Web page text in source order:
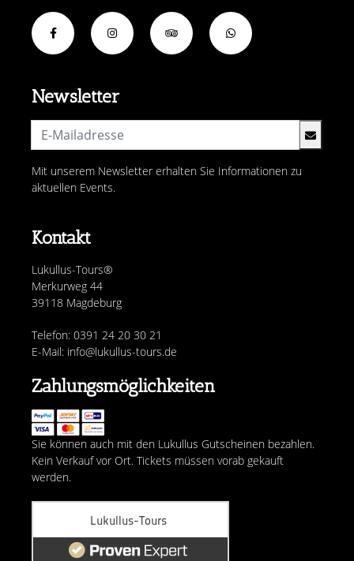
Kontakt
Lukullus-Tours®
Merkurweg 44
39118 Magdeburg
Telefon: 0391 24 20 30 21
E-Mail: info@lukullus-tours.de
Newsletter
Mit unserem Newsletter erhalten Sie Informationen zu
aktuellen Events.
Zahlungsmöglichkeiten
Sie können auch mit den Lukullus Gutscheinen bezahlen.
Kein Verkauf vor Ort. Tickets müssen vorab gekauft
werden.